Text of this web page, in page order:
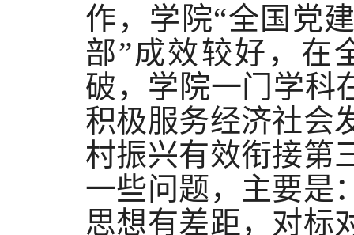
作，学院“全国党
部”成效较好，在
破，学院一门学科
积极服务经济社会
村振兴有效衔接第
一些问题，主要是
思想有差距，对标